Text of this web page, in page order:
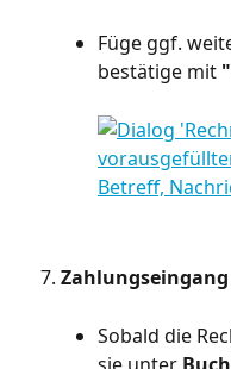
Füge ggf.
bestätige mit
Sobald die